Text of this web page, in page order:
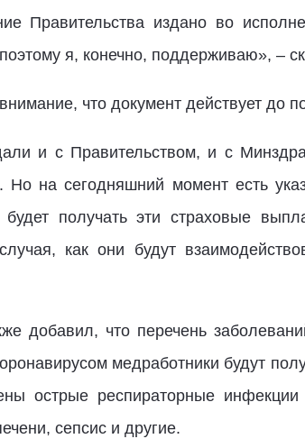
Правительства издано во
я, конечно, поддерживаю», –
что документ действует до
и с Правительством, и с
Но на сегодняшний момент есть
будет получать эти страховые
как они будут
добавил, что перечень
медработники будут
острые респираторные
сепсис и другие.